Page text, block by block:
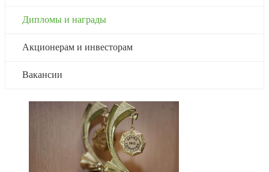
Дипломы и награды
Акционерам и инвесторам
Вакансии